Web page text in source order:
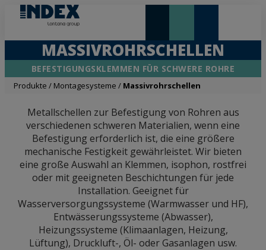
MASSIVROHRSCHELLEN
BEFESTIGUNGSKLEMMEN FÜR SCHWERE ROHRE
Produkte / Montagesysteme / Massivrohrschellen
Metallschellen zur Befestigung von Rohren aus
verschiedenen schweren Materialien, wenn eine
Befestigung erforderlich ist, die eine größere
mechanische Festigkeit gewährleistet. Wir bieten
eine große Auswahl an Klemmen, isophon, rostfrei
oder mit geeigneten Beschichtungen für jede
Installation. Geeignet für
Wasserversorgungssysteme (Warmwasser und HF),
Entwässerungssysteme (Abwasser),
Heizungssysteme (Klimaanlagen, Heizung,
Lüftung), Druckluft-, Öl- oder Gasanlagen usw.